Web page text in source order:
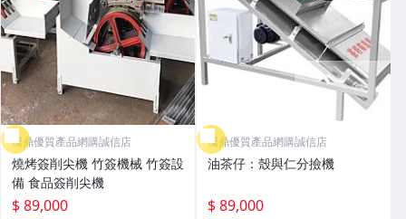
漢鼎優質產品網購誠信店
燒烤簽削尖機 竹簽機械 竹簽設
備 食品簽削尖機
$ 89,000
漢鼎優質產品網購誠信店
油茶仔：殼與仁分撿機
$ 89,000